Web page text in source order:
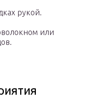
рукой.
или